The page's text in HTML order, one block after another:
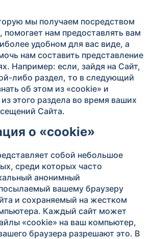
мы получаем посредством
нам предоставлять вам
удобном для вас виде, а
нам составить представление
Например: если, зайдя на Сайт,
либо раздел, то в следующий
об этом из «cookie» и
этого раздела во время ваших
Сайта.
о «cookie»
собой небольшое
среди которых часто
анонимный
вашему браузеру
и сохраняемый на жестком
Каждый сайт может
«cookie» на ваш компьютер,
браузера разрешают это. В